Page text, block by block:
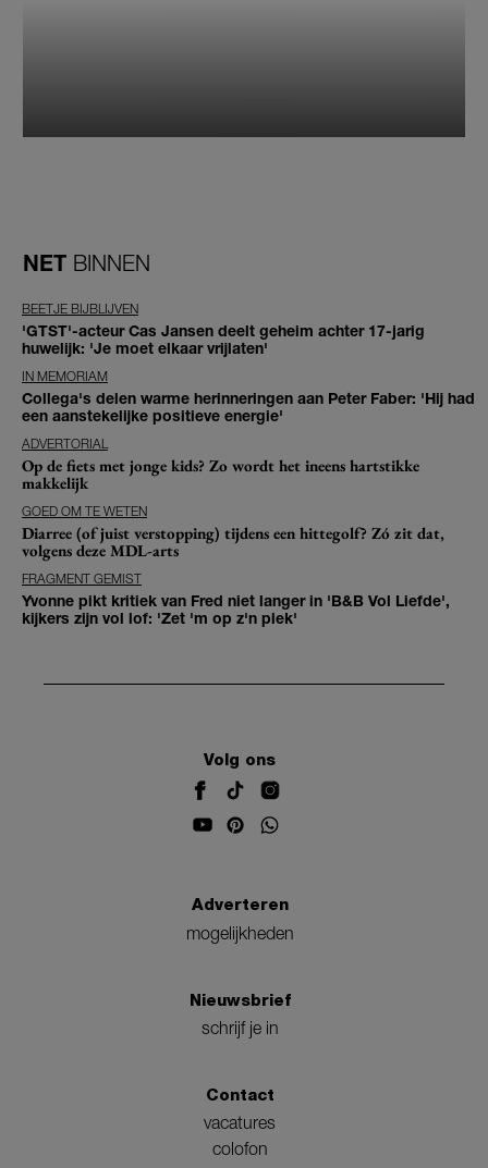
NET BINNEN
BEETJE BIJBLIJVEN
'GTST'-acteur Cas Jansen deelt geheim achter 17-jarig
huwelijk: 'Je moet elkaar vrijlaten'
IN MEMORIAM
Collega's delen warme herinneringen aan Peter Faber: 'Hij had
een aanstekelijke positieve energie'
ADVERTORIAL
Op de fiets met jonge kids? Zo wordt het ineens hartstikke
makkelijk
GOED OM TE WETEN
Diarree (of juist verstopping) tijdens een hittegolf? Zó zit dat,
volgens deze MDL-arts
FRAGMENT GEMIST
Yvonne pikt kritiek van Fred niet langer in 'B&B Vol Liefde',
kijkers zijn vol lof: 'Zet 'm op z'n plek'
Volg ons
Adverteren
mogelijkheden
Nieuwsbrief
schrijf je in
Contact
vacatures
colofon